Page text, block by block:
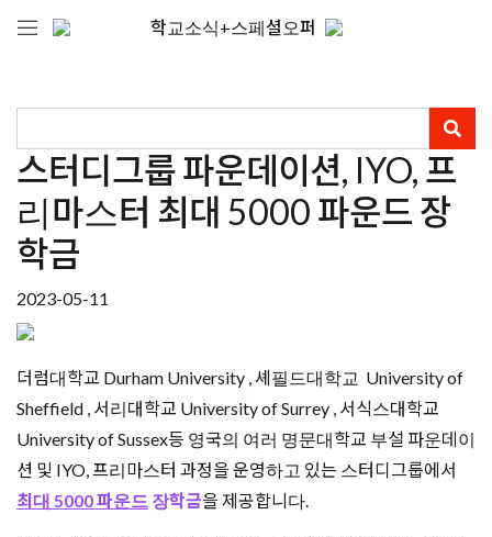
학교소식+스페셜오퍼
스터디그룹 파운데이션, IYO, 프
리마스터 최대 5000 파운드 장
학금
2023-05-11
더럼대학교 Durham University , 셰필드대학교 University of
Sheffield , 서리대학교 University of Surrey , 서식스대학교
University of Sussex등 영국의 여러 명문대학교 부설 파운데이
션 및 IYO, 프리마스터 과정을 운영하고 있는 스터디그룹에서
최대 5000 파운드 장학금을 제공합니다.